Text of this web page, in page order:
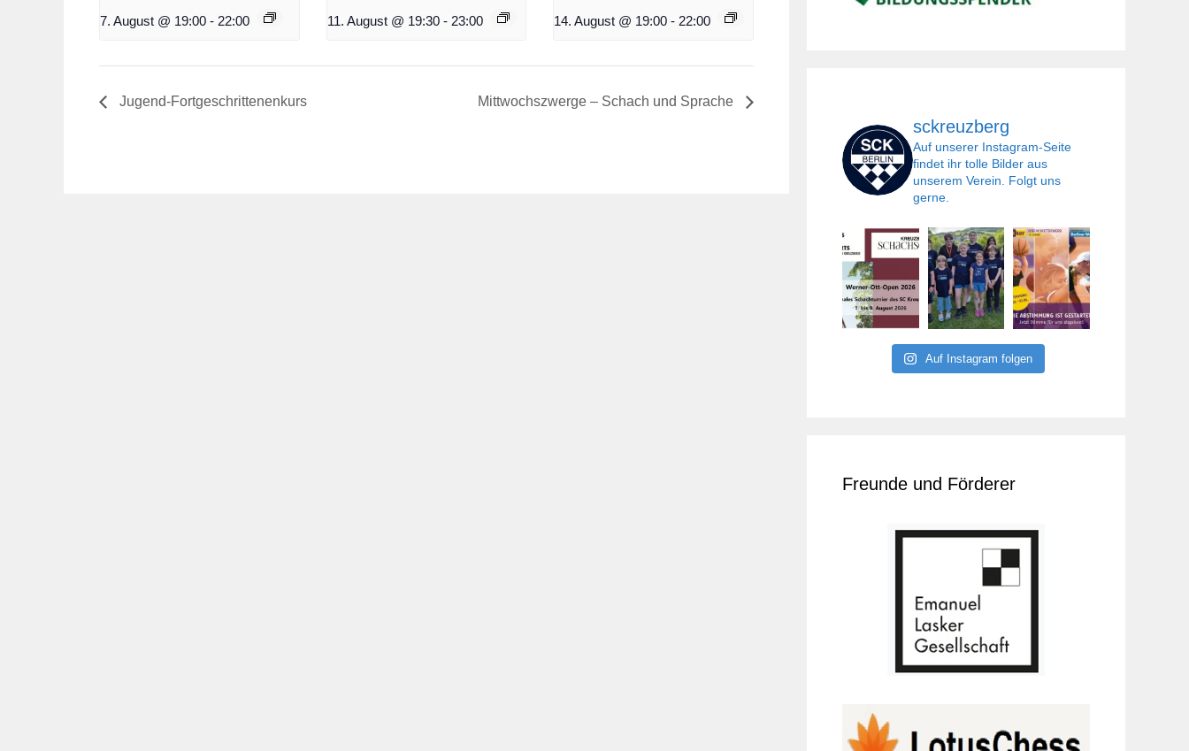
7. August @ 19:00 - 22:00 11. August @ 19:30 - 23:00 14. August @ 19:00 - 22:00
Jugend-Fortgeschrittenenkurs Mittwochszwerge – Schach und Sprache
sckreuzberg
Auf unserer Instagram-Seite
findet ihr tolle Bilder aus
unserem Verein. Folgt uns
gerne.
Auf Instagram folgen
Freunde und Förderer